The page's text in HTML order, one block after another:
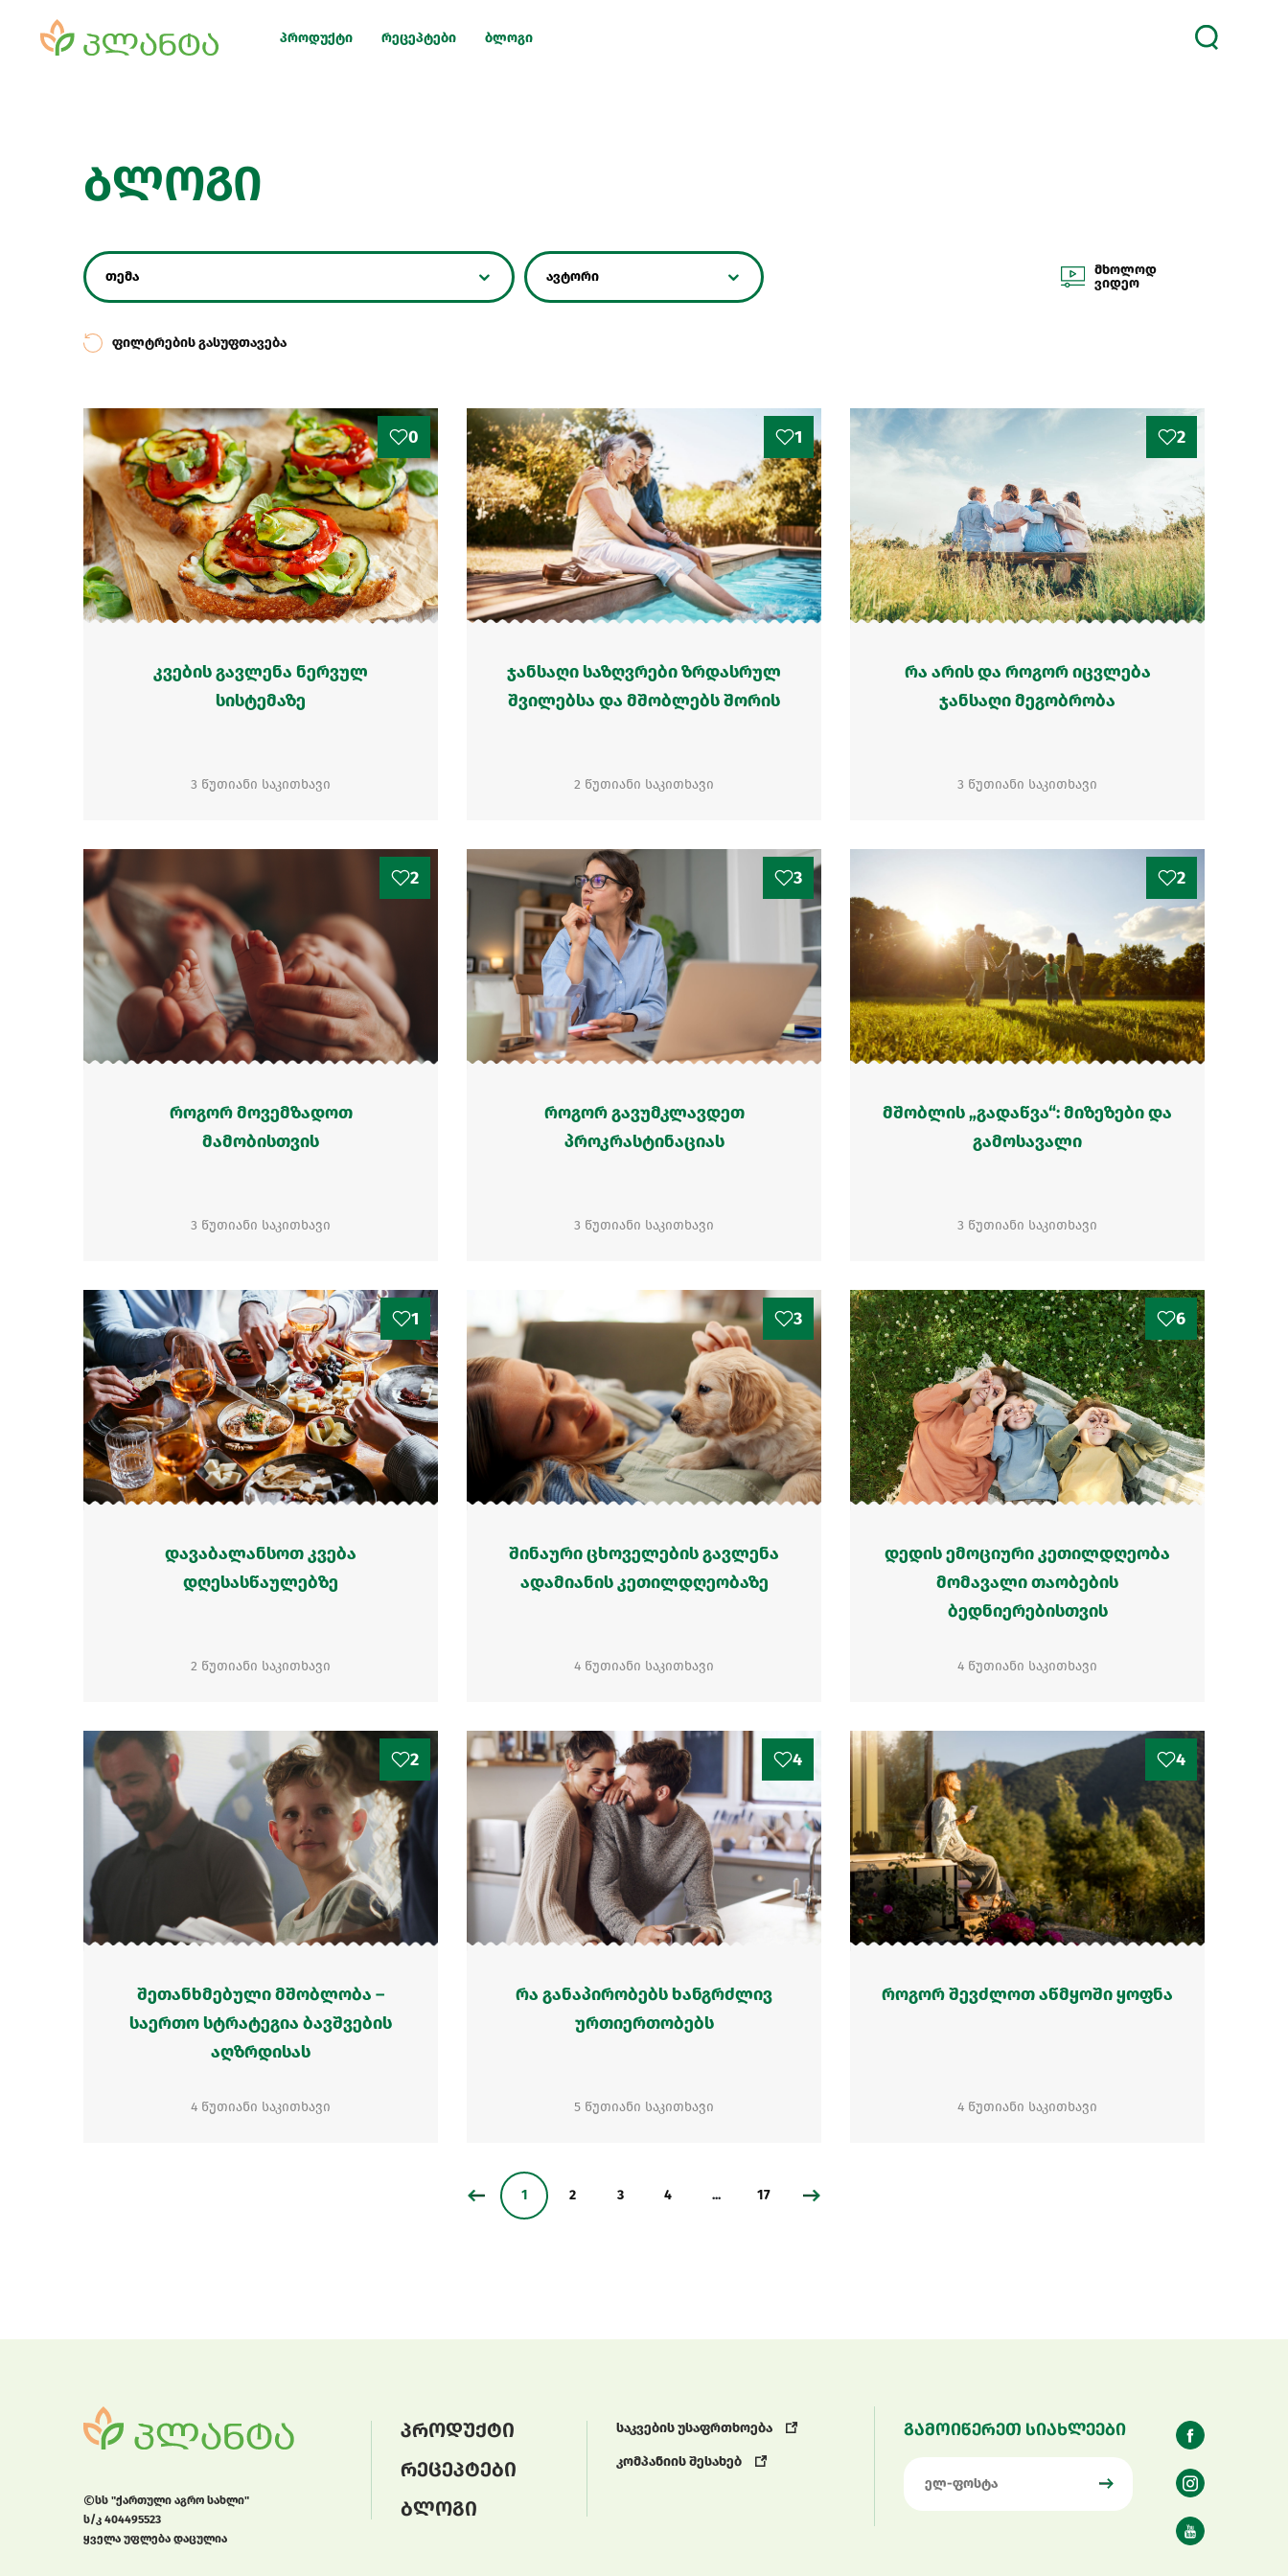
პროდუქტი რეცეპტები ბლოგი
ბლოგი
თემა ავტორი
მხოლოდ
ვიდეო
ფილტრების გასუფთავება
0
კვების გავლენა ნერვულ
სისტემაზე
3 წუთიანი საკითხავი
1
ჯანსაღი საზღვრები ზრდასრულ
შვილებსა და მშობლებს შორის
2 წუთიანი საკითხავი
2
რა არის და როგორ იცვლება
ჯანსაღი მეგობრობა
3 წუთიანი საკითხავი
2
როგორ მოვემზადოთ
მამობისთვის
3 წუთიანი საკითხავი
3
როგორ გავუმკლავდეთ
პროკრასტინაციას
3 წუთიანი საკითხავი
2
მშობლის „გადაწვა“: მიზეზები და
გამოსავალი
3 წუთიანი საკითხავი
1
დავაბალანსოთ კვება
დღესასწაულებზე
2 წუთიანი საკითხავი
3
შინაური ცხოველების გავლენა
ადამიანის კეთილდღეობაზე
4 წუთიანი საკითხავი
6
დედის ემოციური კეთილდღეობა
მომავალი თაობების
ბედნიერებისთვის
4 წუთიანი საკითხავი
2
შეთანხმებული მშობლობა –
საერთო სტრატეგია ბავშვების
აღზრდისას
4 წუთიანი საკითხავი
4
რა განაპირობებს ხანგრძლივ
ურთიერთობებს
5 წუთიანი საკითხავი
4
როგორ შევძლოთ აწმყოში ყოფნა
4 წუთიანი საკითხავი
1 2 3 4 ... 17
სს "ქართული აგრო სახლი"
ს/კ 404495523
ყველა უფლება დაცულია
პროდუქტი
რეცეპტები
ბლოგი
საკვების უსაფრთხოება
კომპანიის შესახებ
გამოიწერეთ სიახლეები